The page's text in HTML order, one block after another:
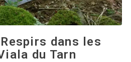
dans les
du Tarn